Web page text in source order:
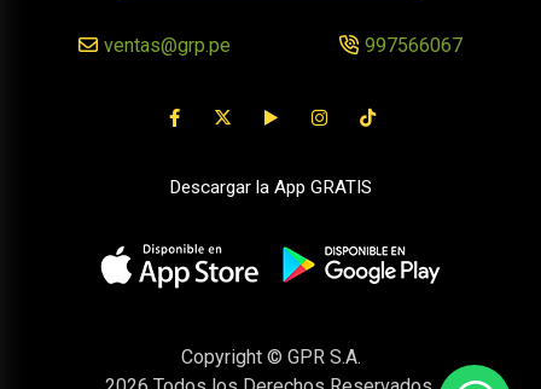
ventas@grp.pe 997566067
Descargar la App GRATIS
Copyright © GPR S.A.